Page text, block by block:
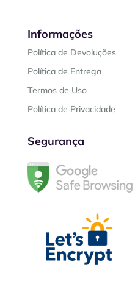
Informações
Política de Devoluções
Política de Entrega
Termos de Uso
Política de Privacidade
Segurança